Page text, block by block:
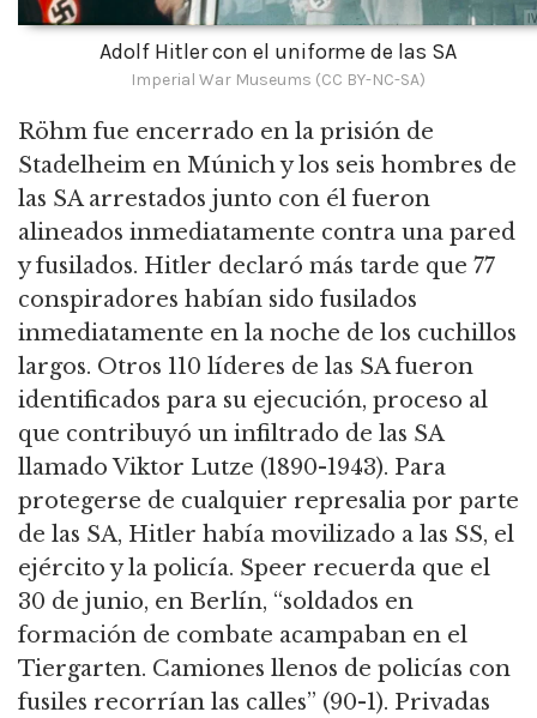
Adolf Hitler con el uniforme de las SA
Imperial War Museums (CC BY-NC-SA)
Röhm fue encerrado en la prisión de
Stadelheim en Múnich y los seis hombres de
las SA arrestados junto con él fueron
alineados inmediatamente contra una pared
y fusilados. Hitler declaró más tarde que 77
conspiradores habían sido fusilados
inmediatamente en la noche de los cuchillos
largos. Otros 110 líderes de las SA fueron
identificados para su ejecución, proceso al
que contribuyó un infiltrado de las SA
llamado Viktor Lutze (1890-1943). Para
protegerse de cualquier represalia por parte
de las SA, Hitler había movilizado a las SS, el
ejército y la policía. Speer recuerda que el
30 de junio, en Berlín, “soldados en
formación de combate acampaban en el
Tiergarten. Camiones llenos de policías con
fusiles recorrían las calles” (90-1). Privadas